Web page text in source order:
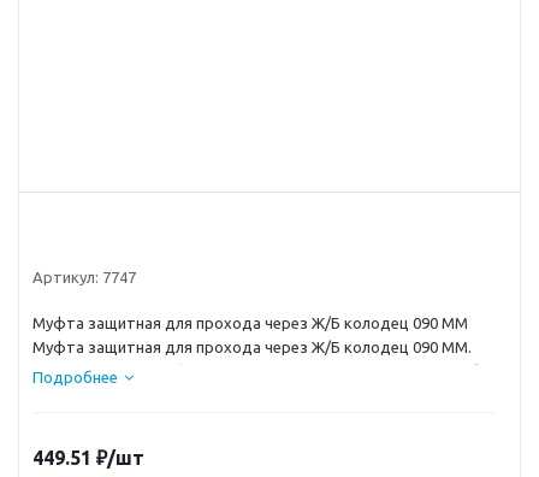
Артикул: 7747
Муфта защитная для прохода через Ж/Б колодец 090 ММ
Муфта защитная для прохода через Ж/Б колодец 090 ММ.
Диаметр 90 мм. Муфта применяется для защиты ПНД трубы
сэкономить время, но и получить очень существенную скидку
Подробнее
449.51 ₽/шт